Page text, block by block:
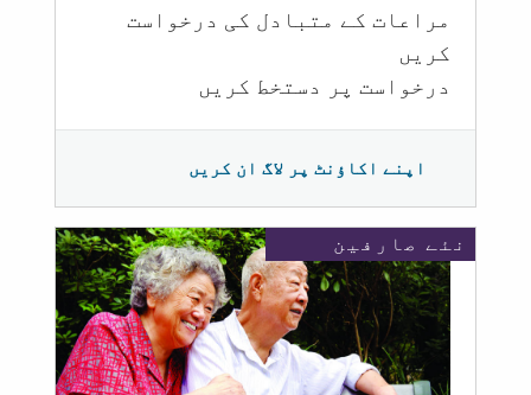
مراعات کے متبادل کی درخواست
کریں
درخواست پر دستخط کریں
اپنے اکاؤنٹ پر لاگ ان کریں
نئے صارفین